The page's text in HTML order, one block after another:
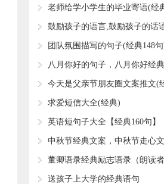
(60句)
老师给学小学生的毕业寄语(经
鼓励孩子的语言,鼓励孩子的话
句)
团队氛围描写的句子(经典148
八月你好的句子，八月你好经
句)
今天是父亲节朋友圈文案推文(
​求爱短信大全(经典)
​英语短句子大全【经典160句】
中秋节经典文案，中秋节走心
董卿语录经典励志语录（朗读
好段摘抄大全）
​送孩子上大学的经典语句